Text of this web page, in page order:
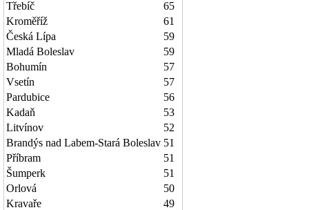
Třebíč
65
Kroměříž
61
Česká Lípa
59
Mladá Boleslav
59
Bohumín
57
Vsetín
57
Pardubice
56
Kadaň
53
Litvínov
52
Brandýs nad Labem-Stará Boleslav 51
Příbram
51
Šumperk
51
Orlová
50
Kravaře
49